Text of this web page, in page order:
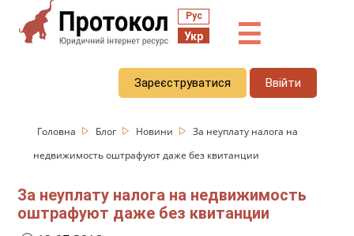
Рус
Укр ☰
Зареєструватися Ввійти
Головна Блог Новини
За неуплату налога на
недвижимость оштрафуют даже без квитанции
За неуплату налога на недвижимость
оштрафуют даже без квитанции